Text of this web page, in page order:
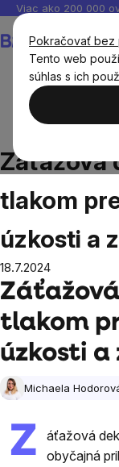
Pokračovať bez
Tento web
súhlas s ich
Prejsť
obsah
Viac ako 200 000
Záťažová
tlakom
úzkosti a
18.7.2024
tlakom
úzkosti a
Michaela
Z
áťažová
obyčajná